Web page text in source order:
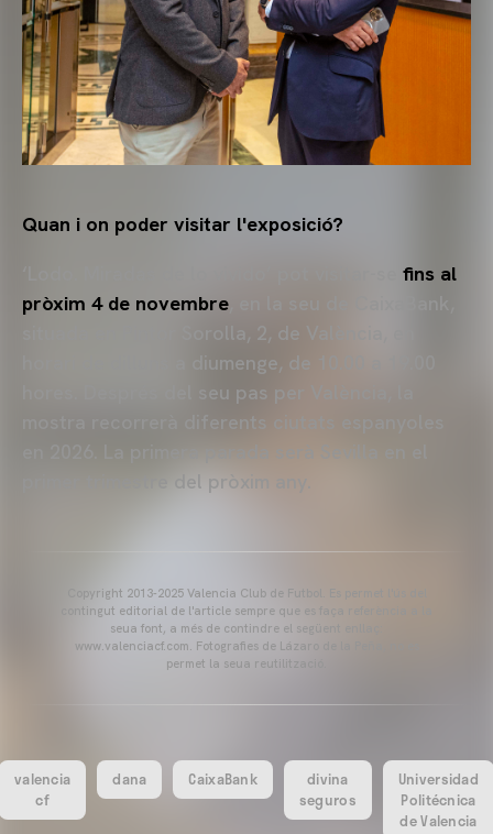
Quan i on poder visitar l'exposició?
fins al
pròxim 4 de novembre
situada en Pintor Sorolla, 2, de València, en
horari de dilluns a diumenge, de 10.00 a 19.00
hores. Després del seu pas per València, la
mostra recorrerà diferents ciutats espanyoles
primer trimestre del pròxim any.
Copyright 2013-2025 Valencia Club de Futbol. Es permet l'ús del
contingut editorial de l'article sempre que es faça referència a la
seua font, a més de contindre el següent enllaç:
www.valenciacf.com. Fotografies de Lázaro de la Peña, no es
permet la seua reutilització.
valencia
cf
dana CaixaBank
divina
seguros
Universidad
Politécnica
de Valencia